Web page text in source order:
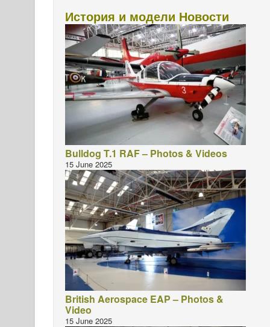
История и модели Новости
Bulldog T.1 RAF – Photos & Videos
15 June 2025
British Aerospace EAP – Photos &
Video
15 June 2025